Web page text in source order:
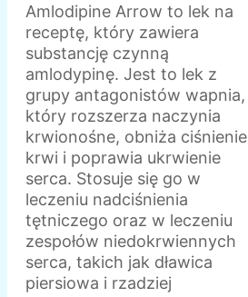
Amlodipine Arrow to lek na
receptę, który zawiera
substancję czynną
amlodypinę. Jest to lek z
grupy antagonistów wapnia,
który rozszerza naczynia
krwionośne, obniża ciśnienie
krwi i poprawia ukrwienie
serca. Stosuje się go w
leczeniu nadciśnienia
tętniczego oraz w leczeniu
zespołów niedokrwiennych
serca, takich jak dławica
piersiowa i rzadziej